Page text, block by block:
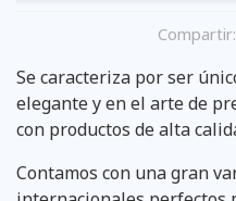
Compartir:
Se caracteriza por ser
elegante y en el arte de
con productos de alta
Contamos con una gran